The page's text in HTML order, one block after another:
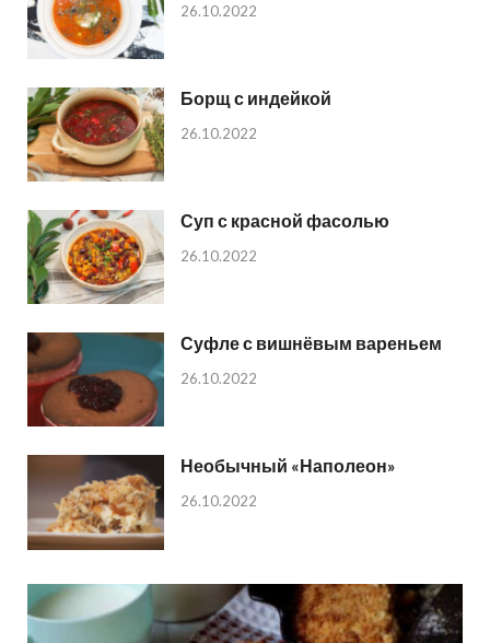
26.10.2022
Борщ с индейкой
26.10.2022
Суп с красной фасолью
26.10.2022
Суфле с вишнёвым вареньем
26.10.2022
Необычный «Наполеон»
26.10.2022